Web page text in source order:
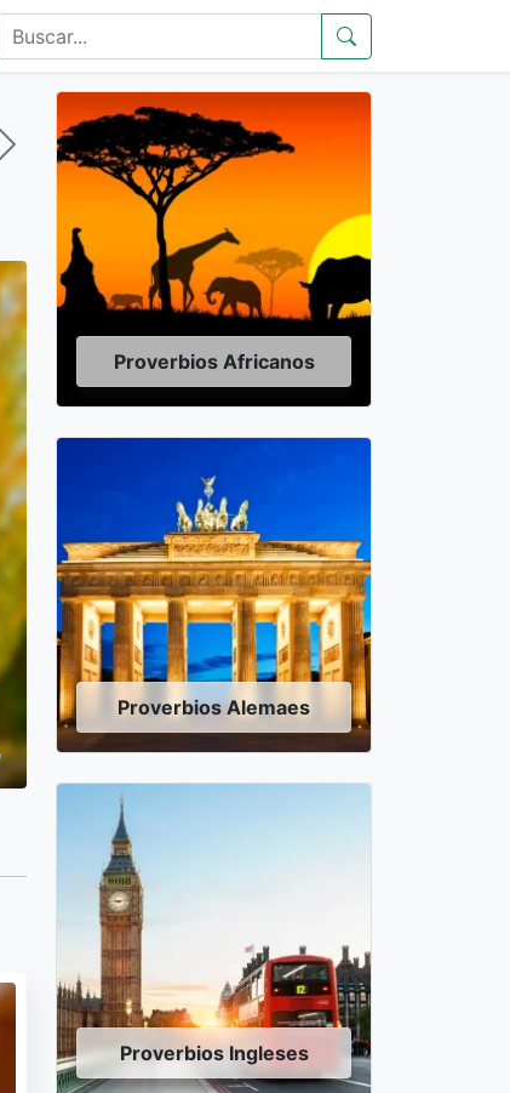
Proverbios Africanos
Proverbios Alemaes
Proverbios Ingleses